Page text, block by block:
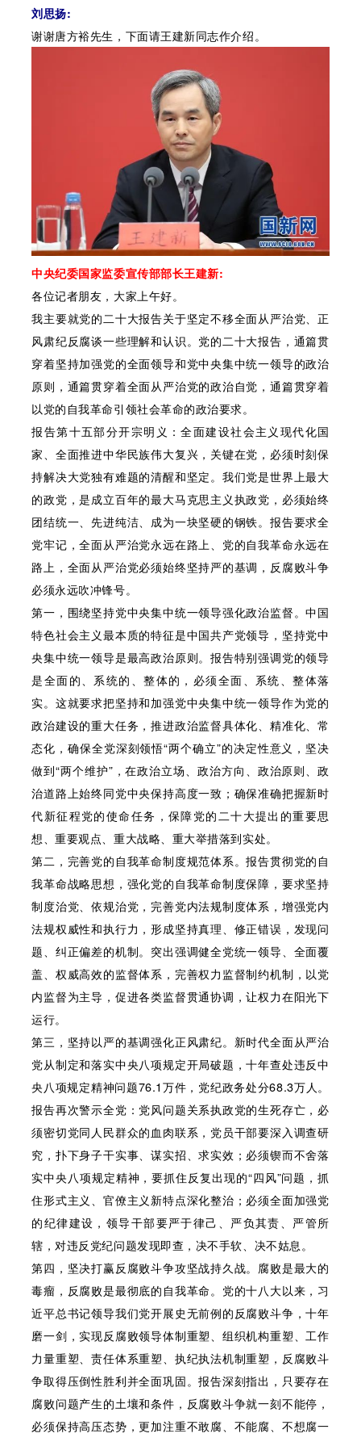
刘思扬:
谢谢唐方裕先生，下面请王建新同志作介绍。
中央纪委国家监委宣传部部长王建新:
各位记者朋友，大家上午好。
我主要就党的二十大报告关于坚定不移全面从严治党、正
风肃纪反腐谈一些理解和认识。党的二十大报告，通篇贯
穿着坚持加强党的全面领导和党中央集中统一领导的政治
原则，通篇贯穿着全面从严治党的政治自觉，通篇贯穿着
以党的自我革命引领社会革命的政治要求。
报告第十五部分开宗明义：全面建设社会主义现代化国
家、全面推进中华民族伟大复兴，关键在党，必须时刻保
持解决大党独有难题的清醒和坚定。我们党是世界上最大
的政党，是成立百年的最大马克思主义执政党，必须始终
团结统一、先进纯洁、成为一块坚硬的钢铁。报告要求全
党牢记，全面从严治党永远在路上、党的自我革命永远在
路上，全面从严治党必须始终坚持严的基调，反腐败斗争
必须永远吹冲锋号。
第一，围绕坚持党中央集中统一领导强化政治监督。中国
特色社会主义最本质的特征是中国共产党领导，坚持党中
央集中统一领导是最高政治原则。报告特别强调党的领导
是全面的、系统的、整体的，必须全面、系统、整体落
实。这就要求把坚持和加强党中央集中统一领导作为党的
政治建设的重大任务，推进政治监督具体化、精准化、常
态化，确保全党深刻领悟“两个确立”的决定性意义，坚决
做到“两个维护”，在政治立场、政治方向、政治原则、政
治道路上始终同党中央保持高度一致；确保准确把握新时
代新征程党的使命任务，保障党的二十大提出的重要思
想、重要观点、重大战略、重大举措落到实处。
第二，完善党的自我革命制度规范体系。报告贯彻党的自
我革命战略思想，强化党的自我革命制度保障，要求坚持
制度治党、依规治党，完善党内法规制度体系，增强党内
法规权威性和执行力，形成坚持真理、修正错误，发现问
题、纠正偏差的机制。突出强调健全党统一领导、全面覆
盖、权威高效的监督体系，完善权力监督制约机制，以党
内监督为主导，促进各类监督贯通协调，让权力在阳光下
运行。
第三，坚持以严的基调强化正风肃纪。新时代全面从严治
党从制定和落实中央八项规定开局破题，十年查处违反中
央八项规定精神问题76.1万件，党纪政务处分68.3万人。
报告再次警示全党：党风问题关系执政党的生死存亡，必
须密切党同人民群众的血肉联系，党员干部要深入调查研
究，扑下身子干实事、谋实招、求实效；必须锲而不舍落
实中央八项规定精神，要抓住反复出现的“四风”问题，抓
住形式主义、官僚主义新特点深化整治；必须全面加强党
的纪律建设，领导干部要严于律己、严负其责、严管所
辖，对违反党纪问题发现即查，决不手软、决不姑息。
第四，坚决打赢反腐败斗争攻坚战持久战。腐败是最大的
毒瘤，反腐败是最彻底的自我革命。党的十八大以来，习
近平总书记领导我们党开展史无前例的反腐败斗争，十年
磨一剑，实现反腐败领导体制重塑、组织机构重塑、工作
力量重塑、责任体系重塑、执纪执法机制重塑，反腐败斗
争取得压倒性胜利并全面巩固。报告深刻指出，只要存在
腐败问题产生的土壤和条件，反腐败斗争就一刻不能停，
必须保持高压态势，更加注重不敢腐、不能腐、不想腐一